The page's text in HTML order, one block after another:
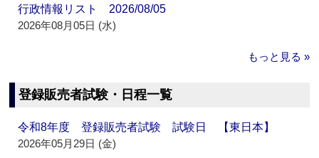
行政情報リスト 2026/08/05
2026年08月05日 (水)
もっと見る »
登録販売者試験・日程一覧
令和8年度 登録販売者試験 試験日 【東日本】
2026年05月29日 (金)